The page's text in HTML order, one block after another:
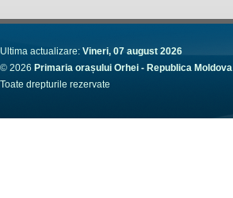
Ultima actualizare: Vineri, 07 august 2026
© 2026 Primaria orașului Orhei - Republica Moldova
Toate drepturile rezervate